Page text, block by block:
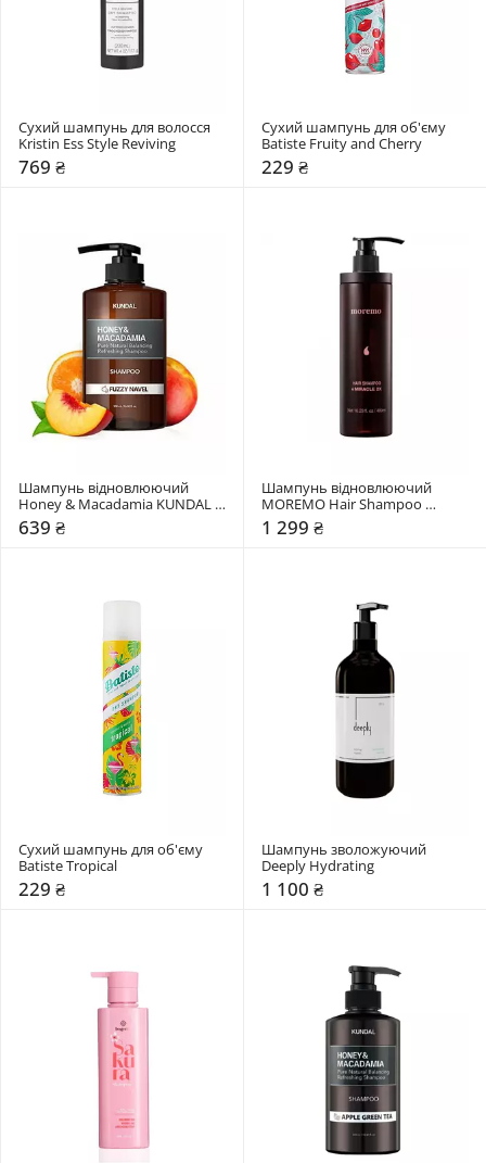
Сухий шампунь для волосся
Kristin Ess Style Reviving
769 ₴
Сухий шампунь для об'єму
Batiste Fruity and Cherry
229 ₴
Шампунь відновлюючий
Honey & Macadamia KUNDAL
"Fuzzy Navel"
639 ₴
Шампунь відновлюючий
MOREMO Hair Shampoo
Miracle 2X
1 299 ₴
Сухий шампунь для об'єму
Batiste Tropical
229 ₴
Шампунь зволожуючий
Deeply Hydrating
1 100 ₴